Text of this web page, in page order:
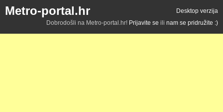
Metro-portal.hr
Desktop verzija
Dobrodošli na Metro-portal.hr! Prijavite se ili nam se pridružite :)